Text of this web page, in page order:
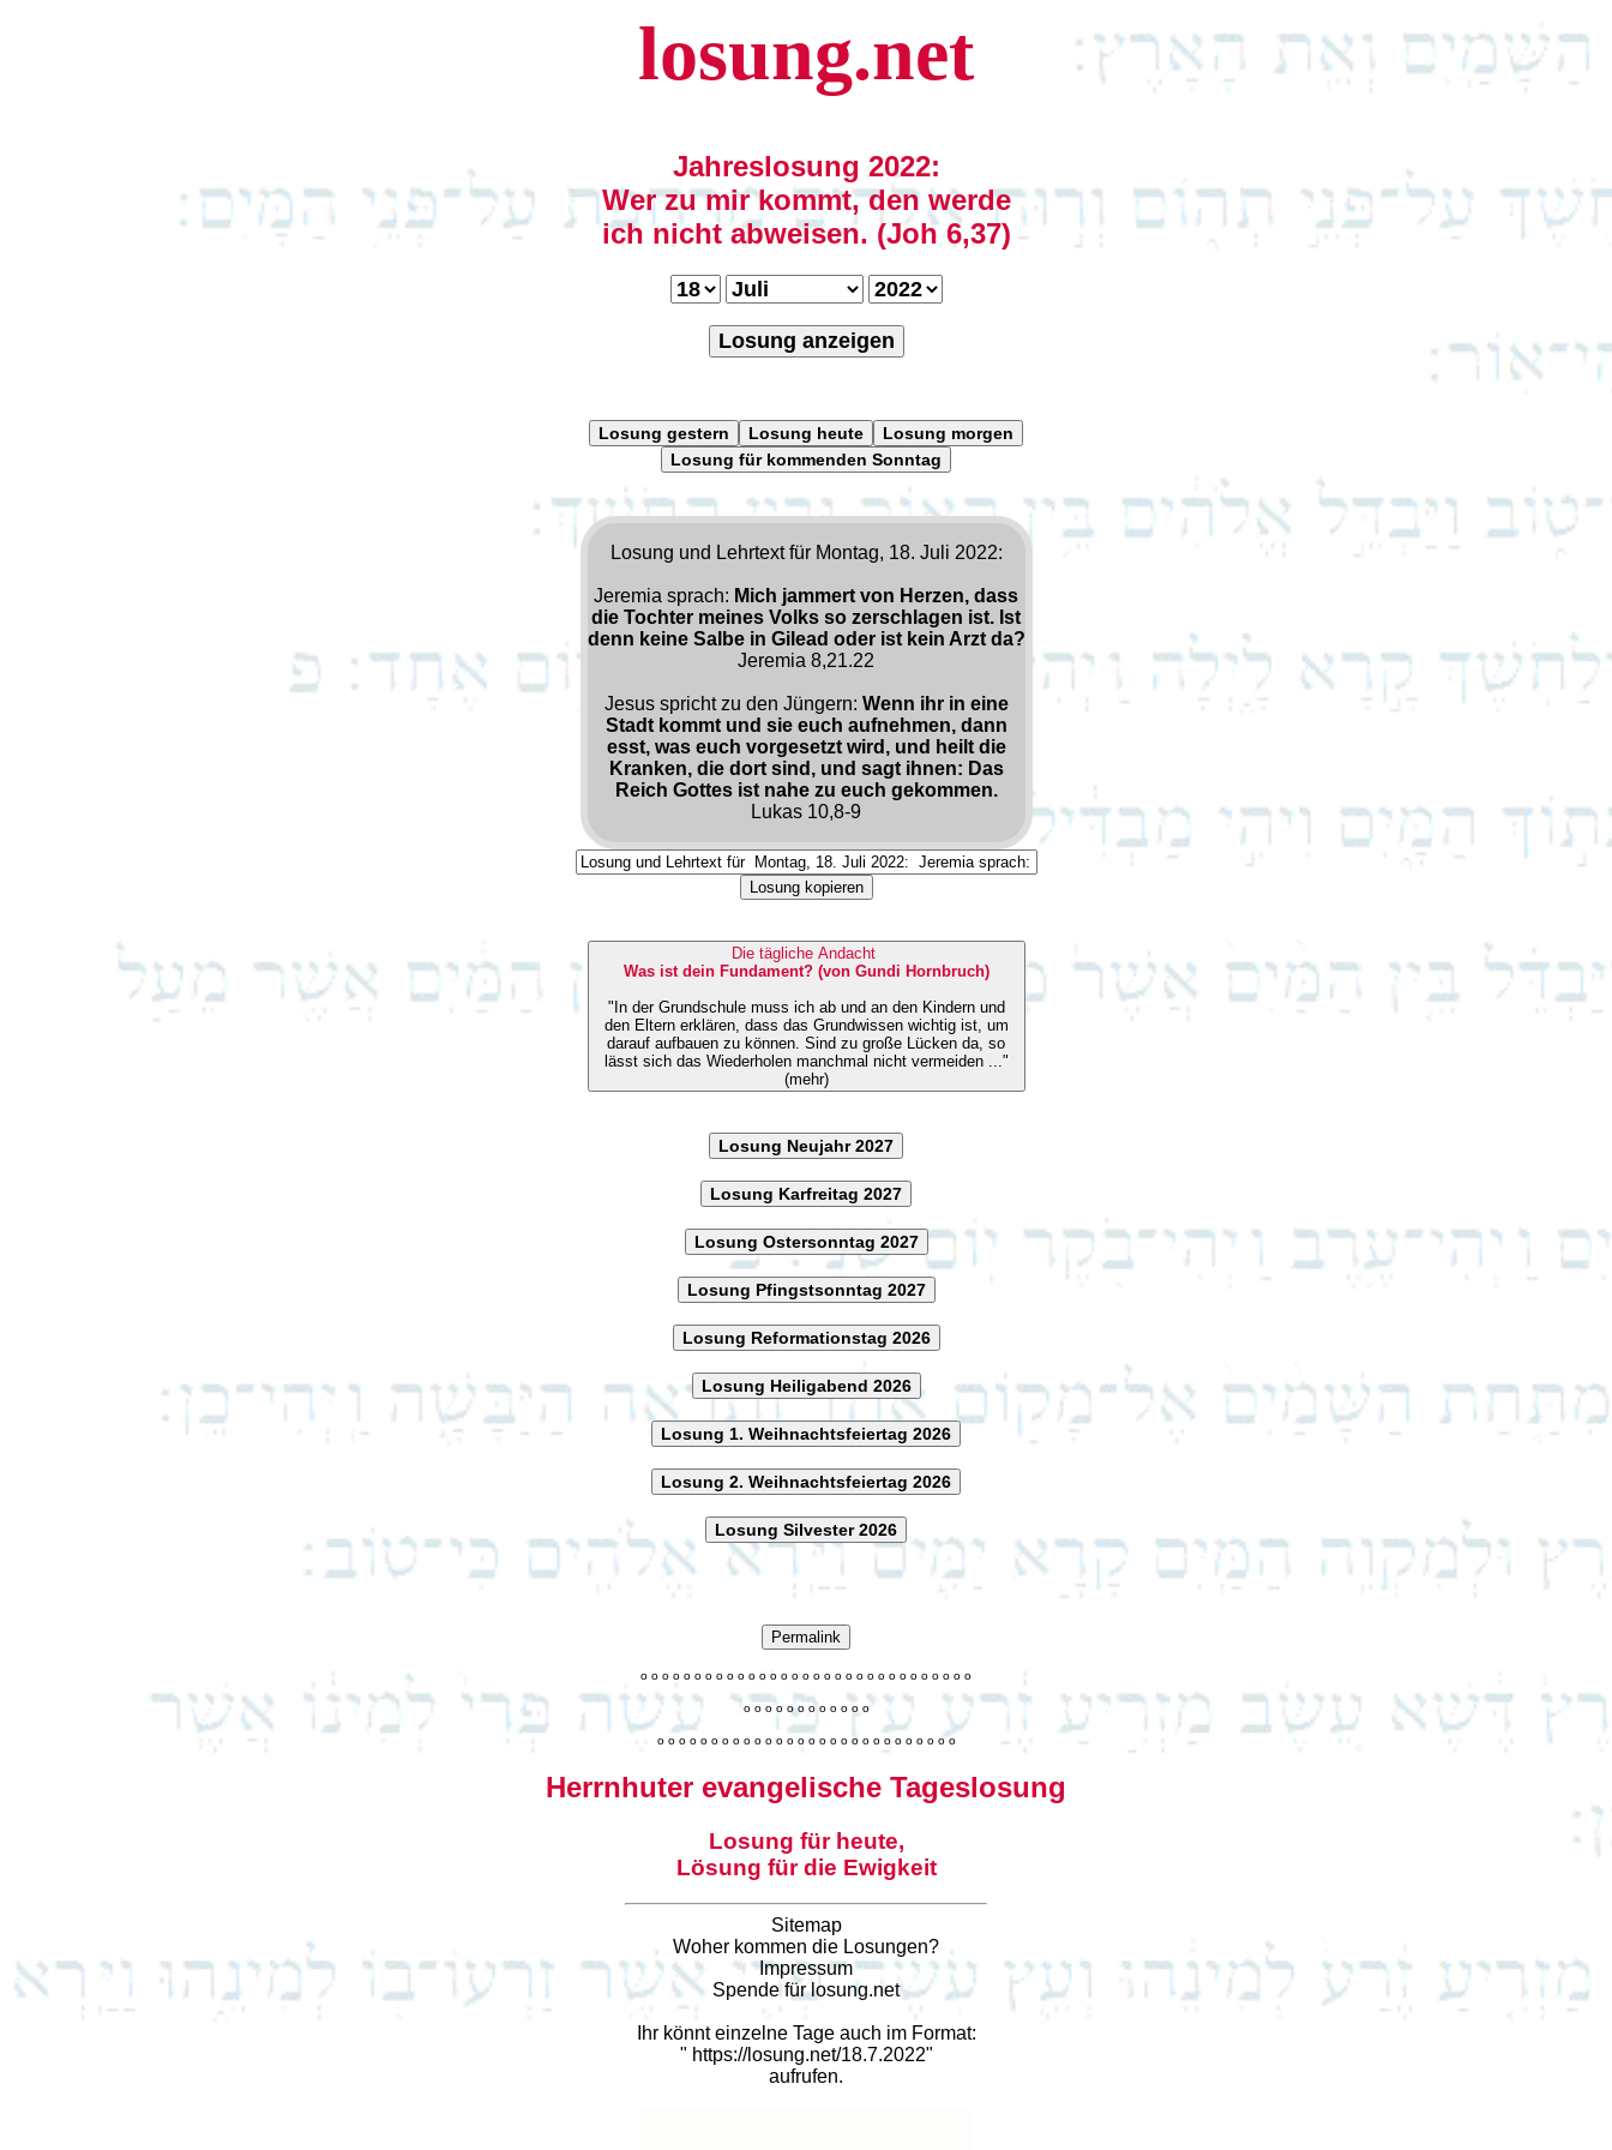
losung.net
Jahreslosung 2022:
Wer zu mir kommt, den werde
ich nicht abweisen. (Joh 6,37)
Losung anzeigen
Losung gestern Losung heute
Losung morgen
Losung für kommenden Sonntag
Losung und Lehrtext für Montag, 18. Juli 2022:
Jeremia sprach: Mich jammert von Herzen, dass
die Tochter meines Volks so zerschlagen ist. Ist
denn keine Salbe in Gilead oder ist kein Arzt da?
Jeremia 8,21.22
Jesus spricht zu den Jüngern: Wenn ihr in eine
Stadt kommt und sie euch aufnehmen, dann
esst, was euch vorgesetzt wird, und heilt die
Kranken, die dort sind, und sagt ihnen: Das
Reich Gottes ist nahe zu euch gekommen.
Lukas 10,8-9
Losung kopieren
Die tägliche Andacht
Was ist dein Fundament? (von Gundi Hornbruch)
"In der Grundschule muss ich ab und an den Kindern und
den Eltern erklären, dass das Grundwissen wichtig ist, um
darauf aufbauen zu können. Sind zu große Lücken da, so
lässt sich das Wiederholen manchmal nicht vermeiden ..."
(mehr)
Losung Neujahr 2027
Losung Karfreitag 2027
Losung Ostersonntag 2027
Losung Pfingstsonntag 2027
Losung Reformationstag 2026
Losung Heiligabend 2026
Losung 1. Weihnachtsfeiertag 2026
Losung 2. Weihnachtsfeiertag 2026
Losung Silvester 2026
Permalink
o o o o o o o o o o o o o o o o o o o o o o o o o o o o o o o
o o o o o o o o o o o o
o o o o o o o o o o o o o o o o o o o o o o o o o o o o
Herrnhuter evangelische Tageslosung
Losung für heute,
Lösung für die Ewigkeit
Sitemap
Woher kommen die Losungen?
Impressum
Spende für losung.net
Ihr könnt einzelne Tage auch im Format:
" https://losung.net/18.7.2022"
aufrufen.